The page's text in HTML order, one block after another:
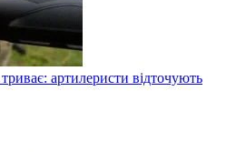
артилеристи відточують